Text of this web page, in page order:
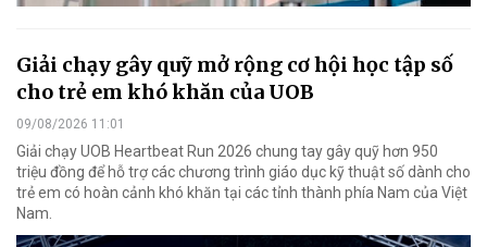
Giải chạy gây quỹ mở rộng cơ hội học tập số
cho trẻ em khó khăn của UOB
09/08/2026 11:01
Giải chạy UOB Heartbeat Run 2026 chung tay gây quỹ hơn 950
triệu đồng để hỗ trợ các chương trình giáo dục kỹ thuật số dành cho
trẻ em có hoàn cảnh khó khăn tại các tỉnh thành phía Nam của Việt
Nam.